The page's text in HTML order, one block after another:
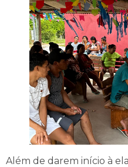
Além de darem início à